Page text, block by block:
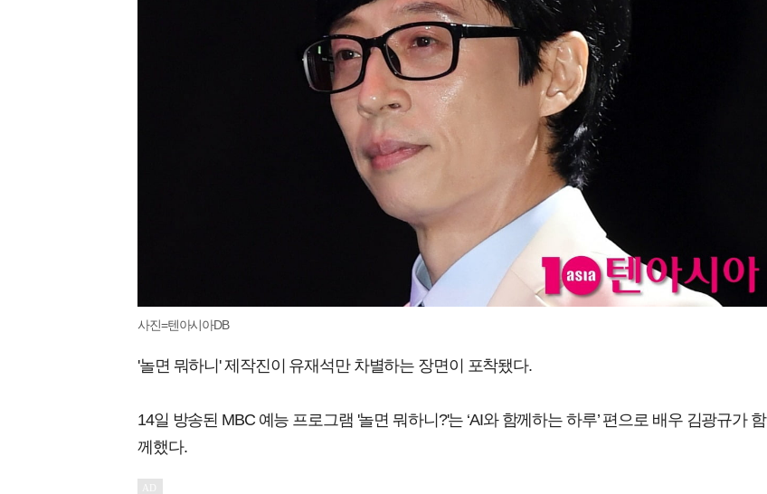
사진=텐아시아DB
'놀면 뭐하니' 제작진이 유재석만 차별하는 장면이 포착됐다.
14일 방송된 MBC 예능 프로그램 '놀면 뭐하니?'는 ‘AI와 함께하는 하루’ 편으로 배우 김광규가 함
께했다.